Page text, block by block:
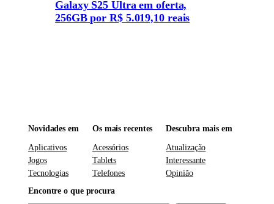
Galaxy S25 Ultra em oferta,
256GB por R$ 5.019,10 reais
Novidades em
Aplicativos
Jogos
Tecnologias
Os mais recentes
Acessórios
Tablets
Telefones
Descubra mais em
Atualização
Interessante
Opinião
Encontre o que procura